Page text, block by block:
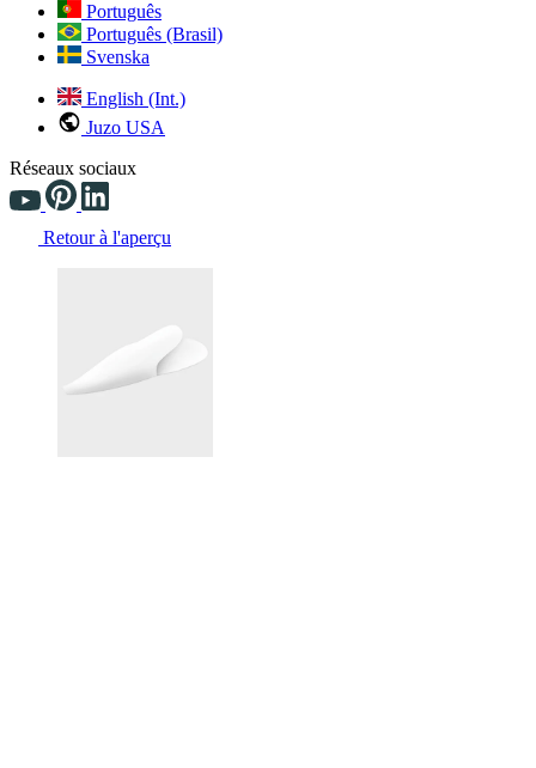
Português
Português (Brasil)
Svenska
English (Int.)
Juzo USA
Réseaux sociaux
Retour à l'aperçu